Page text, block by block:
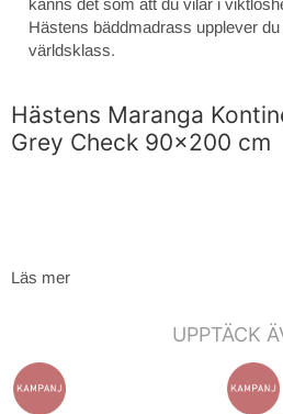
känns det som att du vilar i
Hästens bäddmadrass upplever
världsklass.
Hästens Maranga
Grey Check 90x200 cm
Läs mer
UPPTÄCK